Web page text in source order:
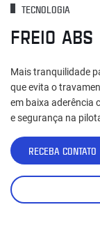
TECNOLOGIA
FREIO
Mais tranquilidade
que evita o
em baixa aderência
e segurança na
RECEBA CONTATO